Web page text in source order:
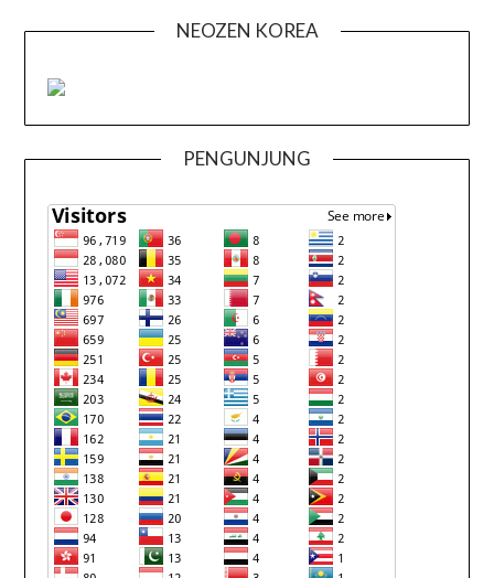
NEOZEN KOREA
PENGUNJUNG